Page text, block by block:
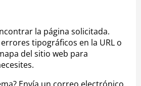
la página solicitada.
tipográficos en la URL o
del sitio web para